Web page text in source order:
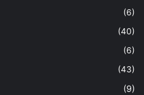
(6)
(40)
(6)
(43)
(9)